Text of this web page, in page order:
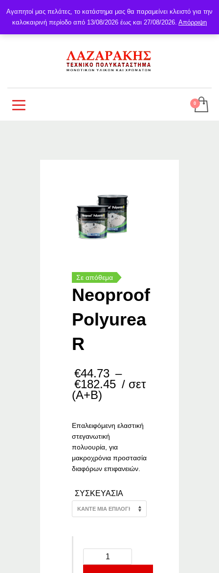
Σε απόθεμα
Neoproof
Polyurea
R
€44.73 –
€182.45 Price
€182.45
/ σετ
(Α+Β)
Επαλειφόμενη ελαστική
στεγανωτική
πολυουρία, για
μακροχρόνια προστασία
διαφόρων επιφανειών.
ΣΥΣΚΕΥΑΣΙΑ
Αγαπητοί μας πελάτες, το κατάστημα μας θα παραμείνει κλειστό για την
καλοκαιρινή περίοδο από 13/08/2026 έως και 27/08/2026. Απόρριψη